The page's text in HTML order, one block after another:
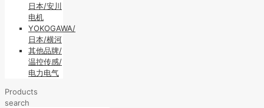
日本/安川
电机
YOKOGAWA/
日本/横河
其他品牌/
温控传感/
电力电气
Products
search